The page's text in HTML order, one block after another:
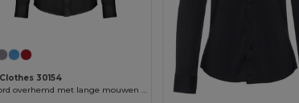
Personaliseer het!
30154
Oxford overhemd met lange mouwen voor dames